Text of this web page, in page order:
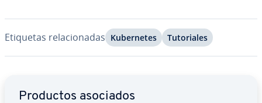
Etiquetas re­la­cio­na­das Ku­be­r­ne­tes Tu­to­ria­les
Productos asociados